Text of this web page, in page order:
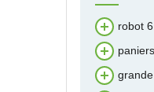
robot